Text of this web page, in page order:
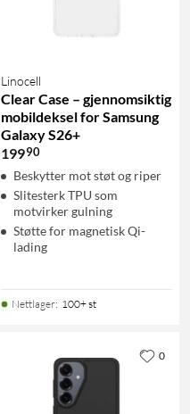
Linocell
Clear Case – gjennomsiktig
mobildeksel for Samsung
Galaxy S26+
19990
Beskytter mot støt og riper
Slitesterk TPU som
motvirker gulning
Støtte for magnetisk Qi-
lading
Nettlager: 100+ st
0